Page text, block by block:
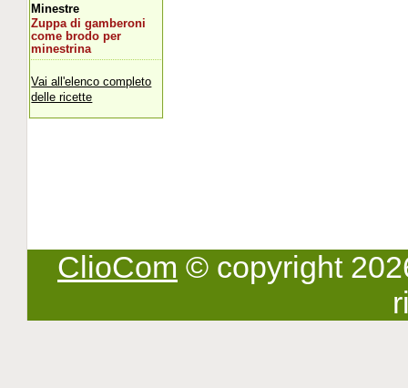
Minestre
Zuppa di gamberoni
come brodo per
minestrina
Vai all'elenco completo
delle ricette
ClioCom © copyright